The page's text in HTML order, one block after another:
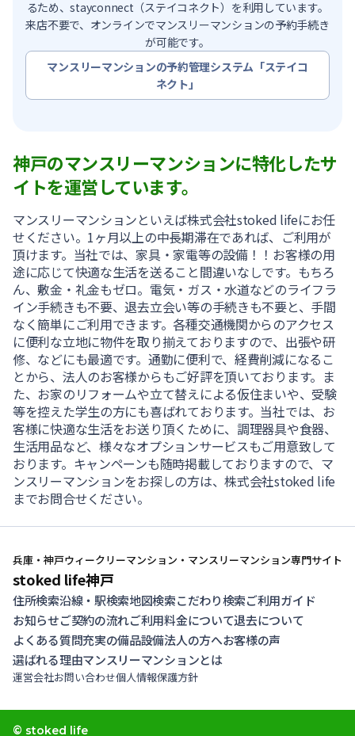
るため、stayconnect（ステイコネクト）を利用しています。
来店不要で、オンラインでマンスリーマンションの予約手続き
が可能です。
マンスリーマンションの予約管理システム「ステイコ
ネクト」
神戸のマンスリーマンションに特化したサ
イトを運営しています。
マンスリーマンションといえば株式会社stoked lifeにお任
せください。1ヶ月以上の中長期滞在であれば、ご利用が
頂けます。当社では、家具・家電等の設備！！お客様の用
途に応じて快適な生活を送ること間違いなしです。もちろ
ん、敷金・礼金もゼロ。電気・ガス・水道などのライフラ
イン手続きも不要、退去立会い等の手続きも不要と、手間
なく簡単にご利用できます。各種交通機関からのアクセス
に便利な立地に物件を取り揃えておりますので、出張や研
修、などにも最適です。通勤に便利で、経費削減になるこ
とから、法人のお客様からもご好評を頂いております。ま
た、お家のリフォームや立て替えによる仮住まいや、受験
等を控えた学生の方にも喜ばれております。当社では、お
客様に快適な生活をお送り頂くために、調理器具や食器、
生活用品など、様々なオプションサービスもご用意致して
おります。キャンペーンも随時掲載しておりますので、マ
ンスリーマンションをお探しの方は、株式会社stoked life
までお問合せください。
兵庫・神戸ウィークリーマンション・マンスリーマンション専門サイト
stoked life神戸
住所検索沿線・駅検索地図検索こだわり検索ご利用ガイド
お知らせご契約の流れご利用料金について退去について
よくある質問充実の備品設備法人の方へお客様の声
選ばれる理由マンスリーマンションとは
運営会社お問い合わせ個人情報保護方針
© stoked life